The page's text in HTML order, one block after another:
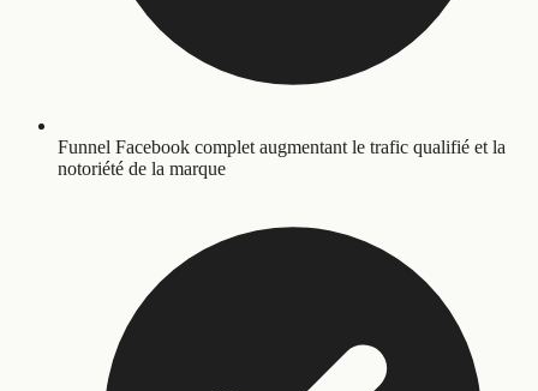
Funnel Facebook complet augmentant le trafic qualifié et la
notoriété de la marque